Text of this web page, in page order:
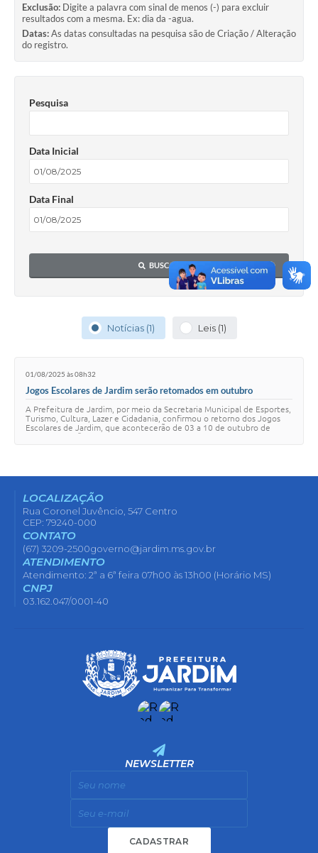
Exclusão: Digite a palavra com sinal de menos (-) para excluir
resultados com a mesma. Ex: dia da -agua.
Datas:As datas consultadas na pesquisa são de Criação / Alteração
do registro.
Pesquisa
Data Inicial
Data Final
BUSCAR
Notícias (1) Leis (1)
01/08/2025 às 08h32
Jogos Escolares de Jardim serão retomados em outubro
A Prefeitura de Jardim, por meio da Secretaria Municipal de Esportes,
Turismo, Cultura, Lazer e Cidadania, confirmou o retorno dos Jogos
Escolares de Jardim, que acontecerão de 03 a 10 de outubro de
LOCALIZAÇÃO
Rua Coronel Juvêncio, 547 Centro
CEP: 79240-000
CONTATO
(67) 3209-2500governo@jardim.ms.gov.br
ATENDIMENTO
Atendimento: 2ª a 6ª feira 07h00 às 13h00 (Horário MS)
CNPJ
03.162.047/0001-40
NEWSLETTER
CADASTRAR